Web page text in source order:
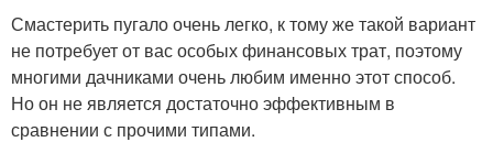
Смастерить пугало очень легко, к тому же такой вариант
не потребует от вас особых финансовых трат, поэтому
многими дачниками очень любим именно этот способ.
Но он не является достаточно эффективным в
сравнении с прочими типами.